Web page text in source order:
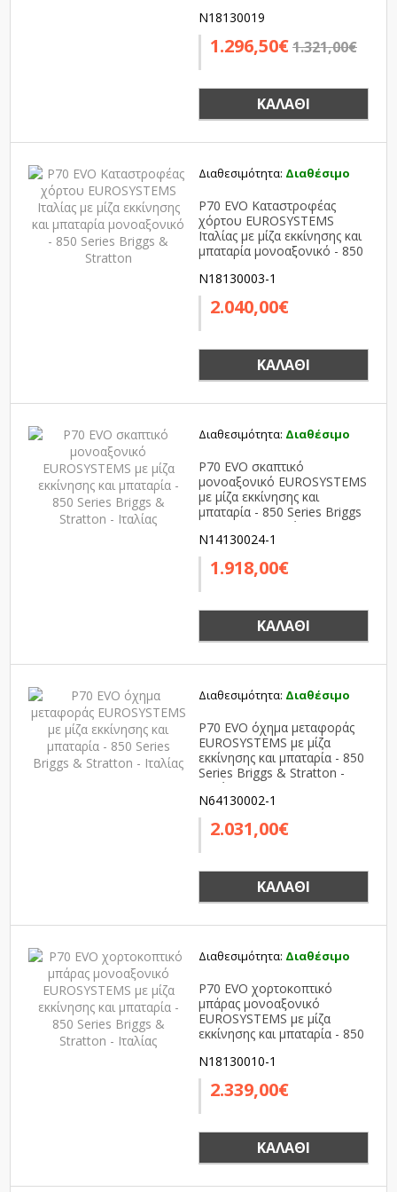
N18130019
1.296,50€1.321,00€
ΚΑΛΆΘΙ
Διαθεσιμότητα: Διαθέσιμο
P70 EVO Καταστροφέας
χόρτου EUROSYSTEMS
Ιταλίας με μίζα εκκίνησης και
μπαταρία μονοαξονικό - 850
N18130003-1
2.040,00€
ΚΑΛΆΘΙ
Διαθεσιμότητα: Διαθέσιμο
P70 EVO σκαπτικό
μονοαξονικό EUROSYSTEMS
με μίζα εκκίνησης και
μπαταρία - 850 Series Briggs
& Stratton - Ιταλίας
N14130024-1
1.918,00€
ΚΑΛΆΘΙ
Διαθεσιμότητα: Διαθέσιμο
P70 EVO όχημα μεταφοράς
EUROSYSTEMS με μίζα
εκκίνησης και μπαταρία - 850
Series Briggs & Stratton -
Ιταλίας
N64130002-1
2.031,00€
ΚΑΛΆΘΙ
Διαθεσιμότητα: Διαθέσιμο
P70 EVO χορτοκοπτικό
μπάρας μονοαξονικό
EUROSYSTEMS με μίζα
εκκίνησης και μπαταρία - 850
Ιταλίας
N18130010-1
2.339,00€
ΚΑΛΆΘΙ